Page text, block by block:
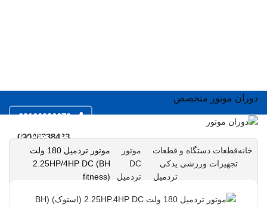
دوران موتور متخصص
02166936673
09046838438
items 0items
/
0 تومان
درباره ما تماس با ما
خانهقطعات دستگاه و
تجهیزات ورزشی
قطعات
یدکی
تردمیل
موتور
DC
تردمیل
موتور تردمیل 180 ولت
2.25HP/4HP DC (BH
fitness)